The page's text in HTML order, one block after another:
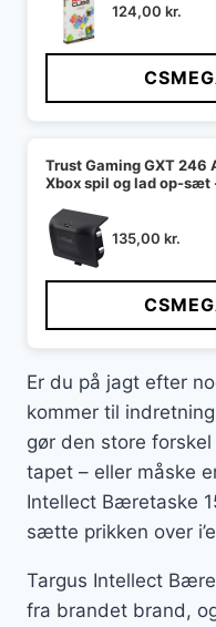
124,00 kr.
Trust Gaming GXT 246
Xbox spil og lad op-sæt
135,00 kr.
Er du på jagt efter
kommer til
gør den store
tapet – eller måske
Intellect Bæretaske
sætte prikken over
Targus Intellect
fra brandet brand,